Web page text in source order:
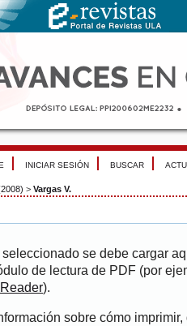
INICIAR SESIÓN BUSCAR
> Vargas V.
se debe cargar
de lectura de PDF (por
).
sobre cómo